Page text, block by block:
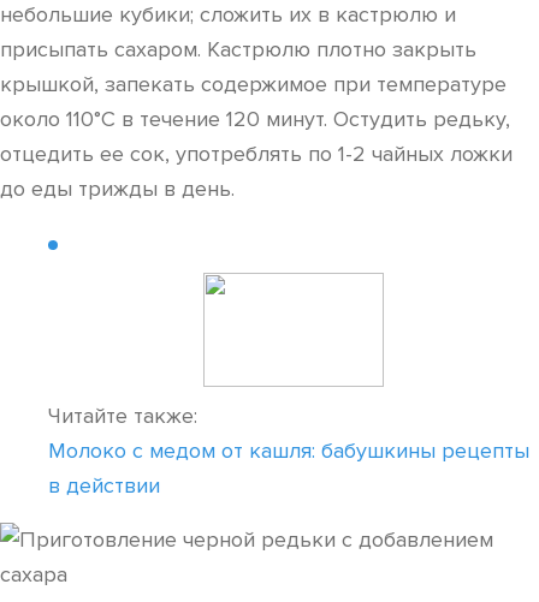
небольшие кубики; сложить их в кастрюлю и
присыпать сахаром. Кастрюлю плотно закрыть
крышкой, запекать содержимое при температуре
около 110°C в течение 120 минут. Остудить редьку,
отцедить ее сок, употреблять по 1-2 чайных ложки
до еды трижды в день.
Читайте также:
Молоко с медом от кашля: бабушкины рецепты
в действии